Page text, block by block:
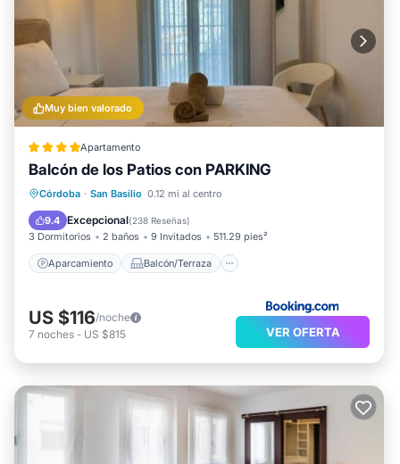
Muy bien valorado
Apartamento
Balcón de los Patios con PARKING
Córdoba · San Basilio 0.12 mi al centro
9.4 Excepcional(238 Reseñas)
3 Dormitorios 2 baños 9 Invitados 511.29 pies²
Aparcamiento Balcón/Terraza
Aparcamiento
Balcón/Terraza
Aire acondicionado
US $116/noche
7 noches - US $815 VER OFERTA